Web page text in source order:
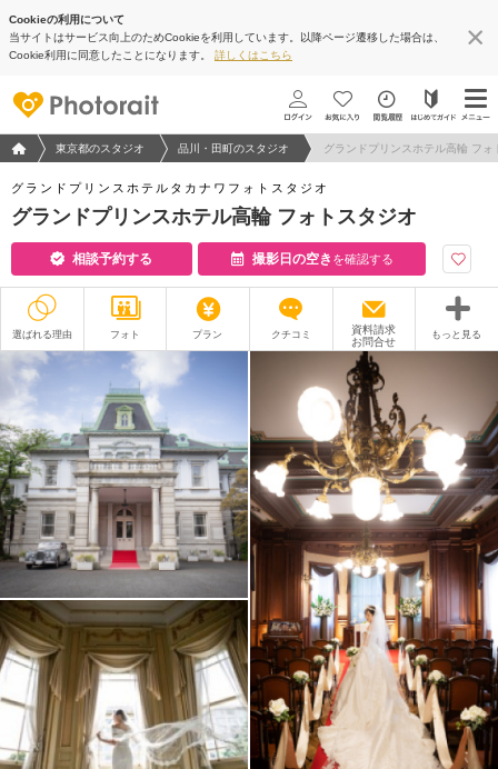
Cookieの利用について
当サイトはサービス向上のためCookieを利用しています。以降ページ遷移した場合は、
Cookie利用に同意したことになります。 詳しくはこちら
フォトウエディング/結婚写真のPhotorait ホーム
東京都のスタジオ 品川・田町のスタジオ グランドプリンスホテル高輪 フォ
グランドプリンスホテルタカナワフォトスタジオ
グランドプリンスホテル高輪 フォトスタジオ
相談予約する 撮影日の空き を確認する
選ばれる理由 フォト プラン クチコミ
資料請求
お問合せ
もっと見る
フォトグラファー
衣装 ムービー
オプション ブログ
アクセス/TEL スタジオトップ
こだわりポイント
結婚式場での撮影 庭園での撮影